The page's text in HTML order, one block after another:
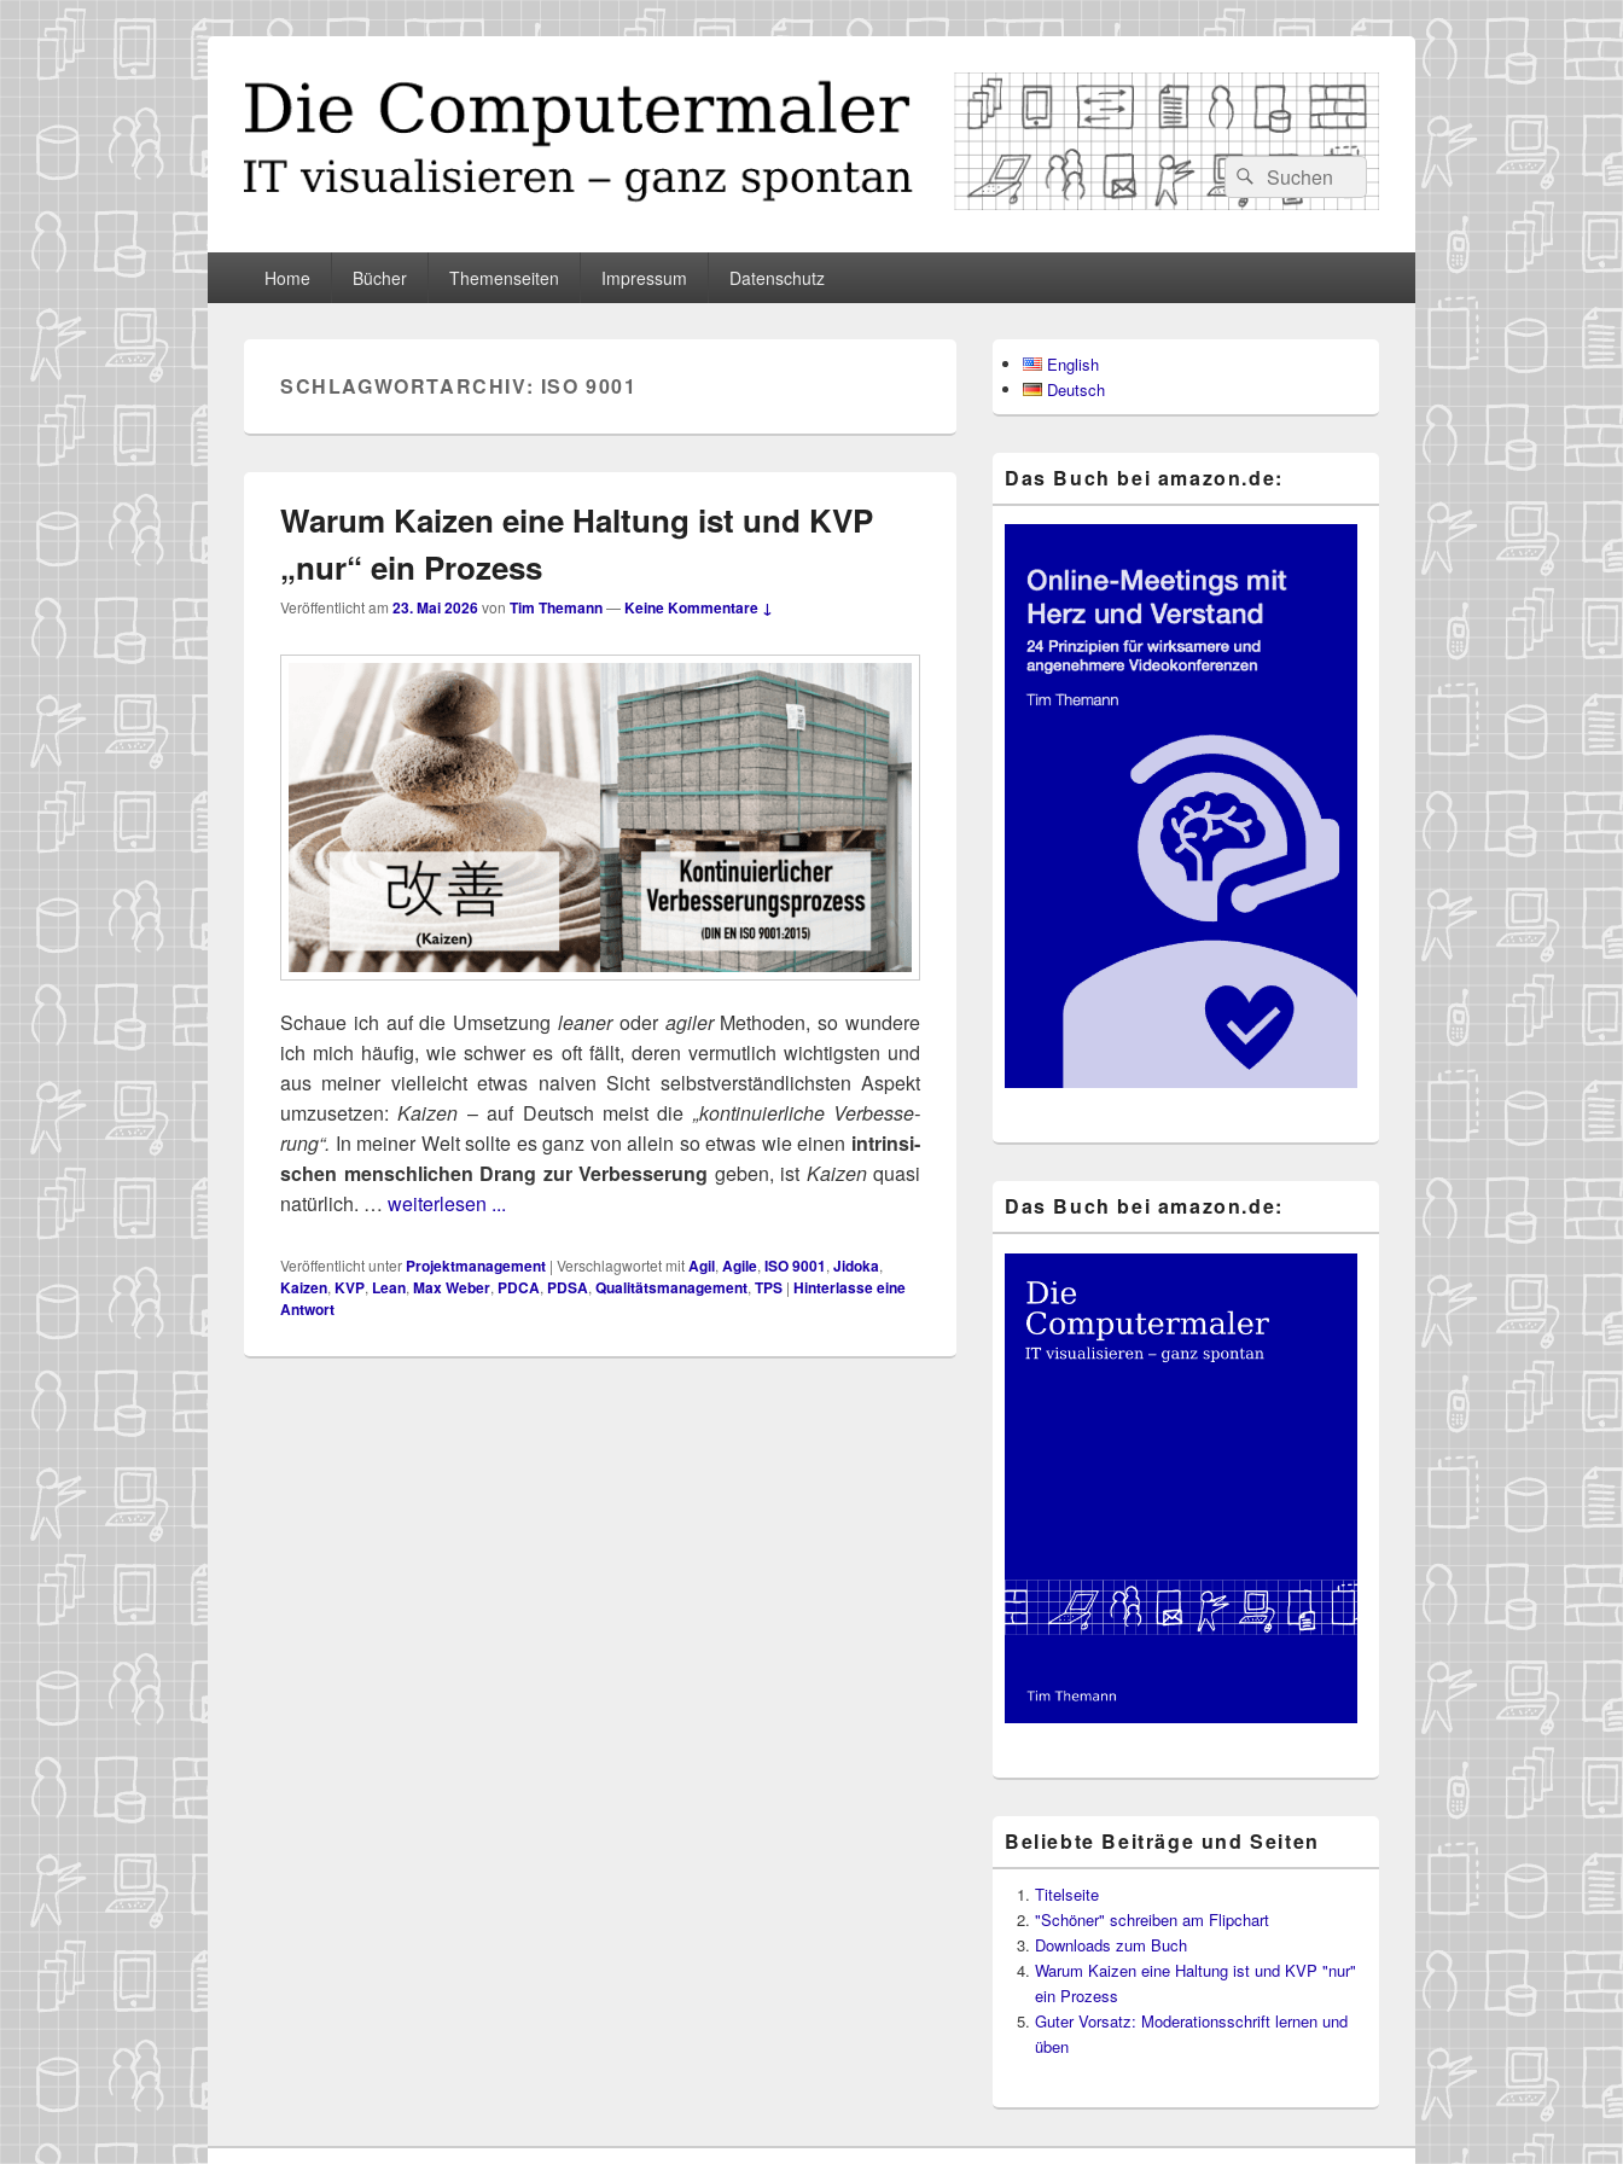
Die Computermaler
Suchen
nach:
Suchen
PrimäresHome Bücher Themenseiten Impressum Datenschutz
SCHLAGWORTARCHIV: ISO 9001
Warum Kaizen eine Haltung ist und KVP
„nur“ ein Prozess
Veröffentlicht am 23. Mai 2026von Tim Themann—Keine Kommentare ↓
Schaue ich auf die Umset­zung lea­neroder agi­lerMetho­den, so wun­de­re
ich mich häu­fig, wie schwer es oft fällt, deren ver­mut­lich wich­tigs­ten und
aus mei­ner viel­leicht etwas nai­ven Sicht selbst­ver­ständ­lichs­ten Aspekt
umzu­set­zen:Kai­zen – auf Deutsch meist die „kon­ti­nu­ier­li­che Ver­bes­se­
rung“. In mei­ner Welt soll­te es ganz von allein so etwas wie einen intrin­si­
schen mensch­li­chen Drang zur Ver­bes­se­rung geben, ist Kai­zenqua­si
natür­lich. … weiterlesen ...
Veröffentlicht unter Projektmanagement | Verschlagwortet mitAgil, Agile, ISO 9001, Jidoka,
Kaizen, KVP, Lean, Max Weber, PDCA, PDSA, Qualitätsmanagement, TPS | Hinterlasse eine
Antwort
Seitenleisten-
Widgetbereich
English
Deutsch
Das Buch bei ama​zon​.de:
Das Buch bei ama​zon​.de:
Beliebte Beiträge und Seiten
Titelseite
"Schöner" schreiben am Flipchart
Downloads zum Buch
Warum Kaizen eine Haltung ist und KVP "nur"
ein Prozess
Guter Vorsatz: Moderationsschrift lernen und
üben